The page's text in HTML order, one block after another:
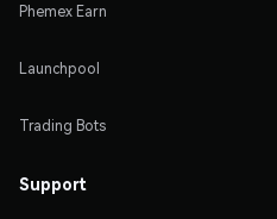
Phemex Earn
Launchpool
Trading Bots
Support